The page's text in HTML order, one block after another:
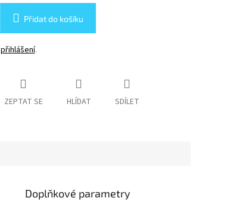
Přidat do košíku
přihlášení.
ZEPTAT SE HLÍDAT SDÍLET
Doplňkové parametry